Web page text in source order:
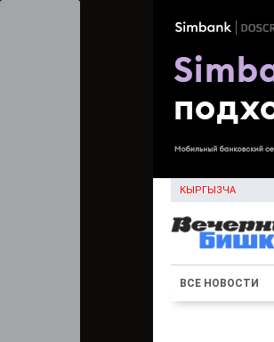
КЫРГЫЗЧА
ВСЕ НОВОСТИ